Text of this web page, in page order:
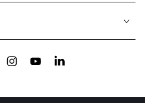
InstagramYouTubeLinkedIn